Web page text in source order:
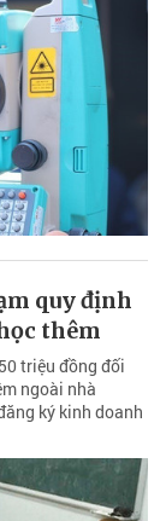
quy định
thêm
triệu đồng đối
ngoài nhà
ký kinh doanh